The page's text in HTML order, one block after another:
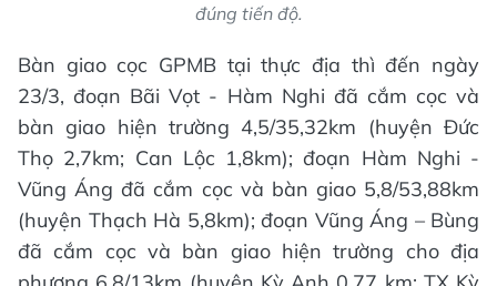
đúng tiến độ.
Bàn giao cọc GPMB tại thực địa thì đến ngày
23/3, đoạn Bãi Vọt - Hàm Nghi đã cắm cọc và
bàn giao hiện trường 4,5/35,32km (huyện Đức
Thọ 2,7km; Can Lộc 1,8km); đoạn Hàm Nghi -
Vũng Áng đã cắm cọc và bàn giao 5,8/53,88km
(huyện Thạch Hà 5,8km); đoạn Vũng Áng – Bùng
đã cắm cọc và bàn giao hiện trường cho địa